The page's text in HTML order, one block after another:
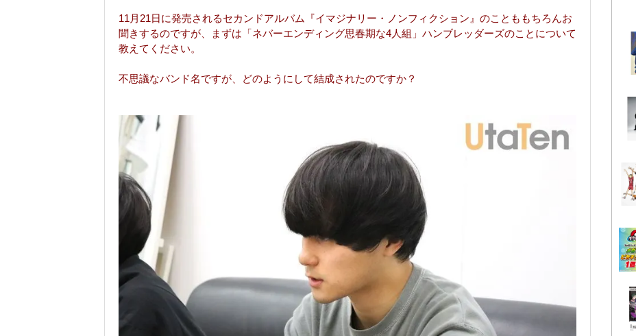
11月21日に発売されるセカンドアルバム『イマジナリー・ノンフィクション』のことももちろんお
聞きするのですが、まずは「ネバーエンディング思春期な4人組」ハンブレッダーズのことについて
教えてください。
不思議なバンド名ですが、どのようにして結成されたのですか？